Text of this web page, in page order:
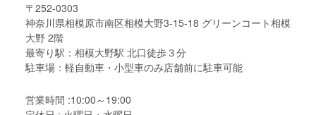
〒252-0303
神奈川県相模原市南区相模大野3-15-18 グリーンコート相模
大野 2階
最寄り駅：相模大野駅 北口徒歩３分
駐車場：軽自動車・小型車のみ店舗前に駐車可能
営業時間 :10:00～19:00